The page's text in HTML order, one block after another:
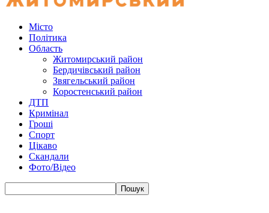
Місто
Політика
Область
Житомирський район
Бердичівський район
Звягельський район
Коростенський район
ДТП
Кримінал
Гроші
Спорт
Цікаво
Скандали
Фото/Відео